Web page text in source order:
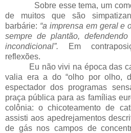
Sobre esse tema, um
de muitos que são
barbárie: “a imprensa em geral e
sempre de plantão,
incondicional”. Em
reflexões.
Eu não vivi na época das
valia era a do “olho por olho,
espectador dos programas
praça pública para as famílias
colônia: o chicoteamento de
assisti aos apedrejamentos
de gás nos campos de